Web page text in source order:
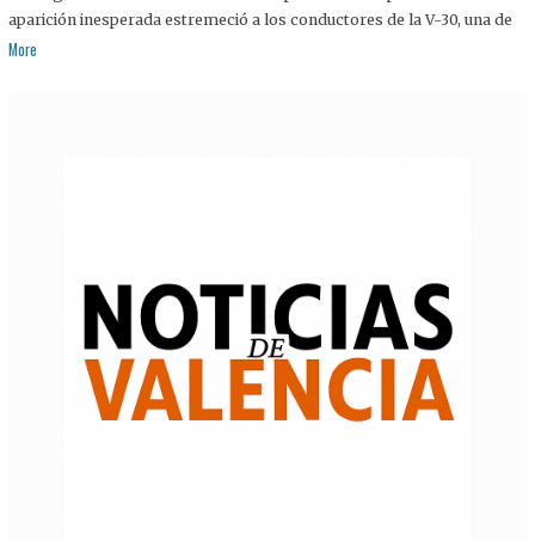
aparición inesperada estremeció a los conductores de la V-30, una de
More